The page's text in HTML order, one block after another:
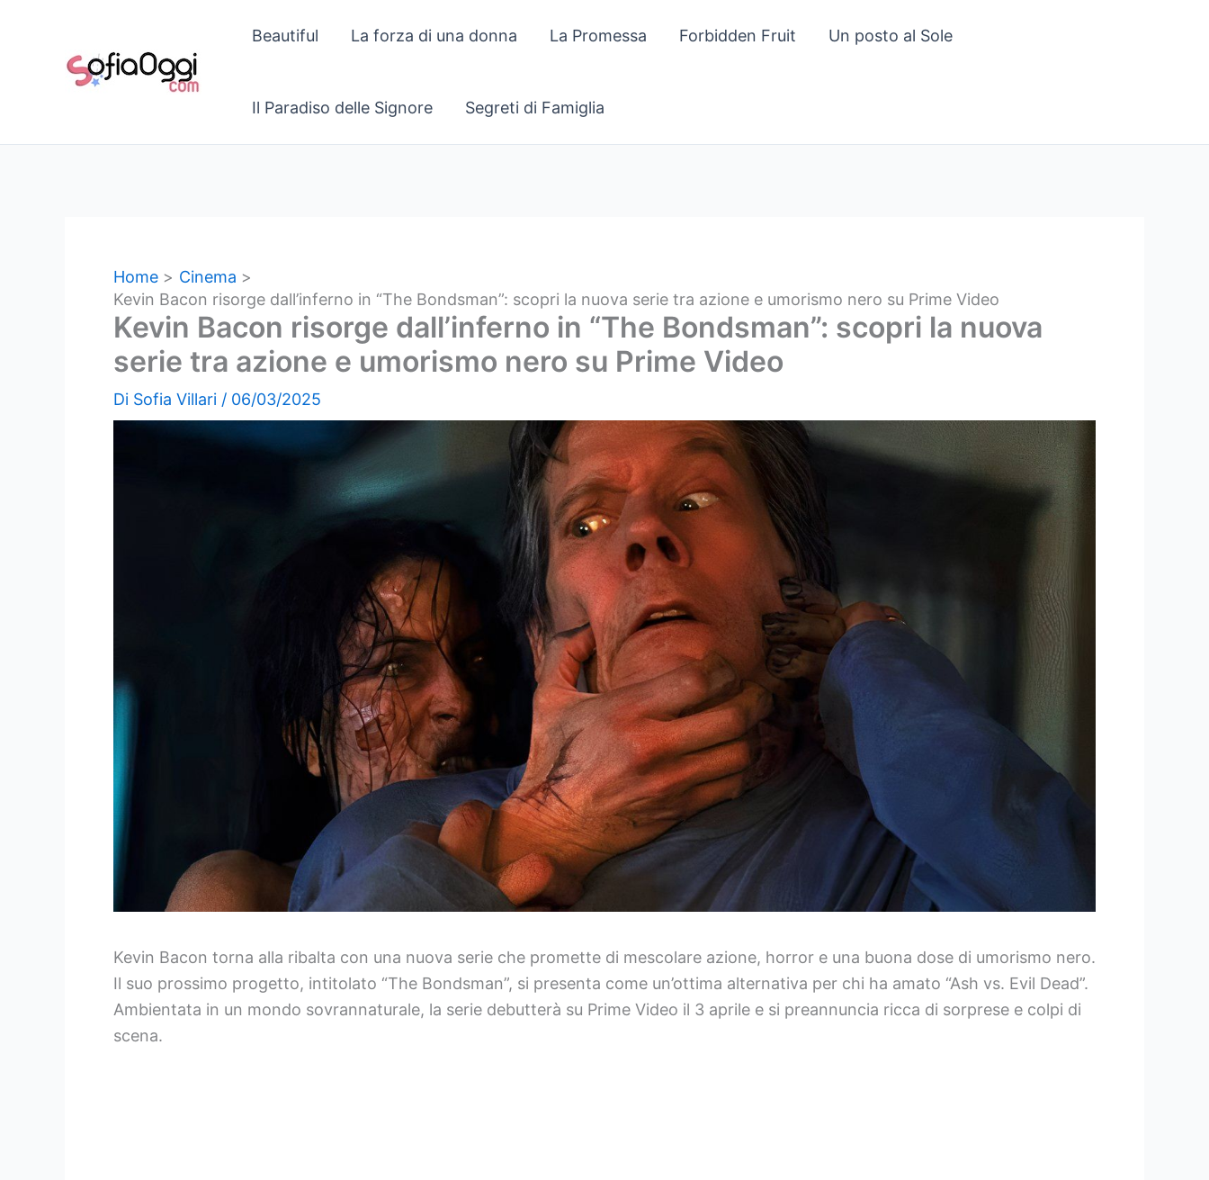
contenuto
Beautiful La forza di una donna La Promessa Forbidden Fruit Un posto al Sole
Il Paradiso delle Signore Segreti di Famiglia
Home
Cinema
Kevin Bacon risorge dall’inferno in “The Bondsman”: scopri la nuova serie tra azione e umorismo nero su Prime Video
Kevin Bacon risorge dall’inferno in “The Bondsman”: scopri la nuova
serie tra azione e umorismo nero su Prime Video
Di Sofia Villari / 06/03/2025
Kevin Bacon torna alla ribalta con una nuova serie che promette di mescolare azione, horror e una buona dose di umorismo nero.
Il suo prossimo progetto, intitolato “The Bondsman”, si presenta come un’ottima alternativa per chi ha amato “Ash vs. Evil Dead”.
Ambientata in un mondo sovrannaturale, la serie debutterà su Prime Video il 3 aprile e si preannuncia ricca di sorprese e colpi di
scena.